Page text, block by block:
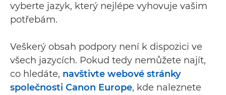
vyberte jazyk, který nejlépe vyhovuje vašim
potřebám.
Veškerý obsah podpory není k dispozici ve
všech jazycích. Pokud tedy nemůžete najít,
co hledáte, navštivte webové stránky
společnosti Canon Europe, kde naleznete